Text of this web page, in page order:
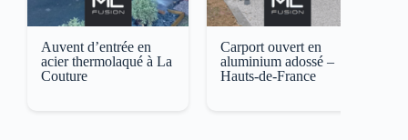
Auvent d’entrée en
acier thermolaqué à La
Couture
Carport ouvert en
aluminium adossé –
Hauts-de-France